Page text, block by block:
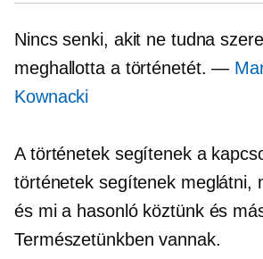
Nincs senki, akit ne tudna
meghallotta a történetét. —
Kownacki
A történetek segítenek a
történetek segítenek meglátni,
és mi a hasonló köztünk és
Természetünkben vannak.